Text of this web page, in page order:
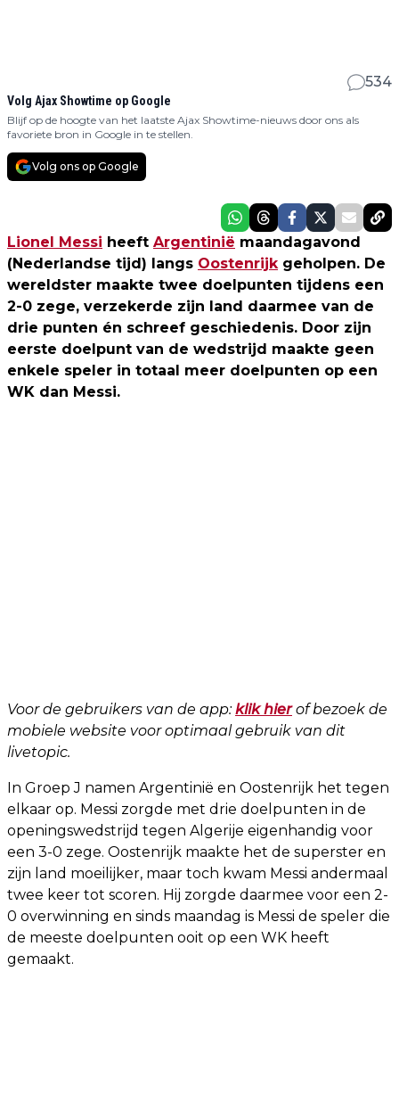
534
Volg Ajax Showtime op Google
Blijf op de hoogte van het laatste Ajax Showtime-nieuws door ons als
favoriete bron in Google in te stellen.
Volg ons op Google
Lionel Messi heeft Argentinië maandagavond
(Nederlandse tijd) langs Oostenrijk geholpen. De
wereldster maakte twee doelpunten tijdens een
2-0 zege, verzekerde zijn land daarmee van de
drie punten én schreef geschiedenis. Door zijn
eerste doelpunt van de wedstrijd maakte geen
enkele speler in totaal meer doelpunten op een
WK dan Messi.
Voor de gebruikers van de app:klik hierof bezoek de
mobiele website voor optimaal gebruik van dit
livetopic.
In Groep J namen Argentinië en Oostenrijk het tegen
elkaar op. Messi zorgde met drie doelpunten in de
openingswedstrijd tegen Algerije eigenhandig voor
een 3-0 zege. Oostenrijk maakte het de superster en
zijn land moeilijker, maar toch kwam Messi andermaal
twee keer tot scoren. Hij zorgde daarmee voor een 2-
0 overwinning en sinds maandag is Messi de speler die
de meeste doelpunten ooit op een WK heeft
gemaakt.